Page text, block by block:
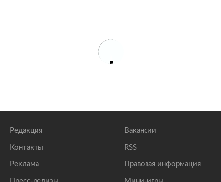
Редакция
Контакты
Реклама
Вакансии
RSS
Правовая информация